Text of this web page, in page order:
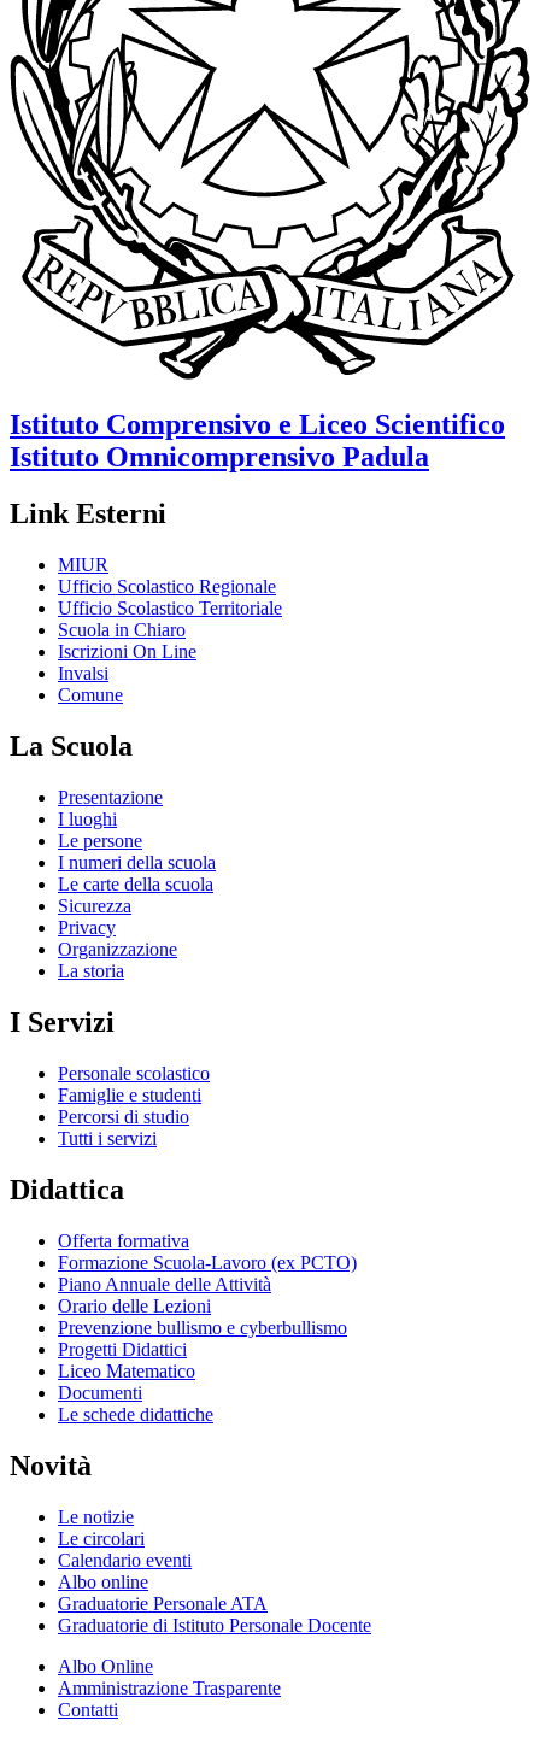
Istituto Comprensivo e Liceo Scientifico
Istituto Omnicomprensivo Padula
Link Esterni
MIUR
Ufficio Scolastico Regionale
Ufficio Scolastico Territoriale
Scuola in Chiaro
Iscrizioni On Line
Invalsi
Comune
La Scuola
Presentazione
I luoghi
Le persone
I numeri della scuola
Le carte della scuola
Sicurezza
Privacy
Organizzazione
La storia
I Servizi
Personale scolastico
Famiglie e studenti
Percorsi di studio
Tutti i servizi
Didattica
Offerta formativa
Formazione Scuola-Lavoro (ex PCTO)
Piano Annuale delle Attività
Orario delle Lezioni
Prevenzione bullismo e cyberbullismo
Progetti Didattici
Liceo Matematico
Documenti
Le schede didattiche
Novità
Le notizie
Le circolari
Calendario eventi
Albo online
Graduatorie Personale ATA
Graduatorie di Istituto Personale Docente
Albo Online
Amministrazione Trasparente
Contatti